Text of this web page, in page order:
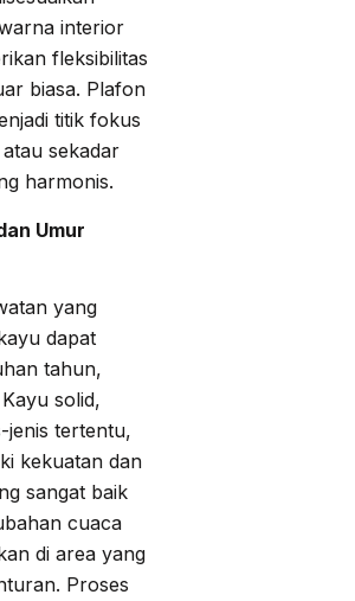
interior
fleksibilitas
biasa. Plafon
titik fokus
sekadar
harmonis.
Umur
yang
dapat
tahun,
solid,
jenis tertentu,
kekuatan dan
sangat baik
cuaca
di area yang
Proses